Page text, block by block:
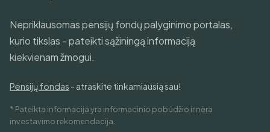
Nepriklausomas pensijų fondų palyginimo portalas,
kurio tikslas - pateikti sąžiningą informaciją
kiekvienam žmogui.
Pensijų fondas - atraskite tinkamiausią sau!
* Pateikta informacija yra informacinio pobūdžio ir nėra
investavimo rekomendacija.